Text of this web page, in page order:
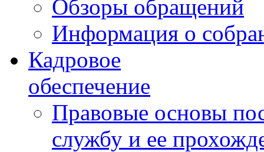
Обзоры обращений
Информация о
Кадровое
обеспечение
Правовые основы
службу и ее